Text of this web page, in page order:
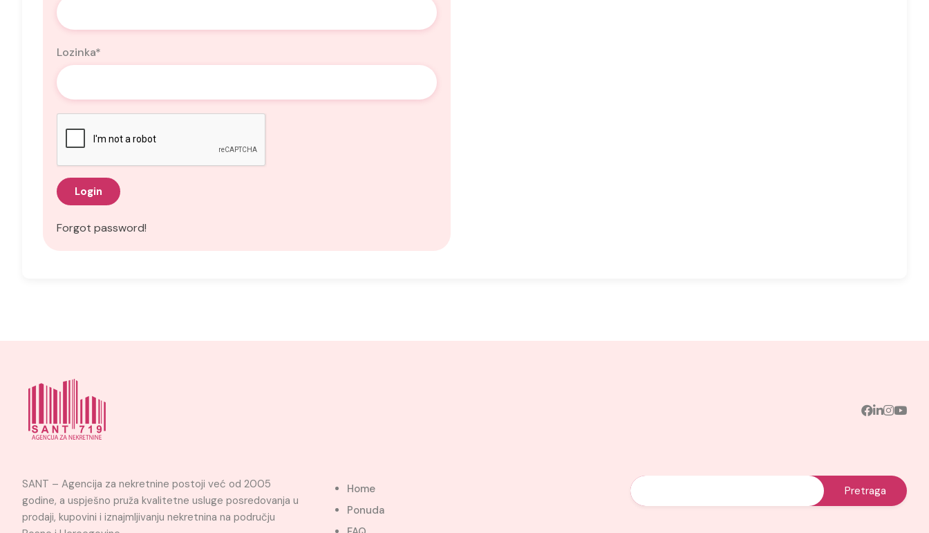
Lozinka*
Login
Forgot password!
SANT – Agencija za nekretnine postoji već od 2005
godine, a uspješno pruža kvalitetne usluge posredovanja u
prodaji, kupovini i iznajmljivanju nekretnina na području
Home
Ponuda